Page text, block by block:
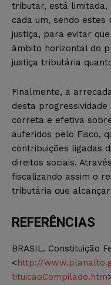
tributar, está limitada,
cada um, sendo
justiça, para evitar
âmbito horizontal do
justiça tributária
Finalmente, a
desta
correta e efetiva
auferidos pelo Fisco,
contribuições ligadas
direitos sociais.
fiscalizando assim o
tributária que
REFERÊNCIAS
BRASIL. Constituição
< http://
tituicaoCompilado.htm